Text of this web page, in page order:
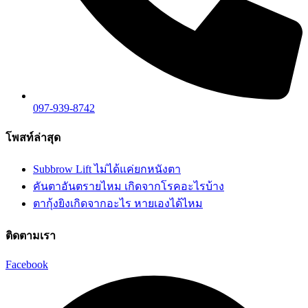
097-939-8742
โพสท์ล่าสุด
Subbrow Lift ไม่ได้แค่ยกหนังตา
คันตาอันตรายไหม เกิดจากโรคอะไรบ้าง
ตากุ้งยิงเกิดจากอะไร หายเองได้ไหม
ติดตามเรา
Facebook